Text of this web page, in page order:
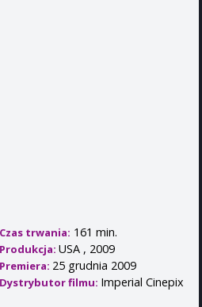
Czas trwania: 161 min.
Produkcja: USA , 2009
Premiera: 25 grudnia 2009
Dystrybutor filmu: Imperial Cinepix